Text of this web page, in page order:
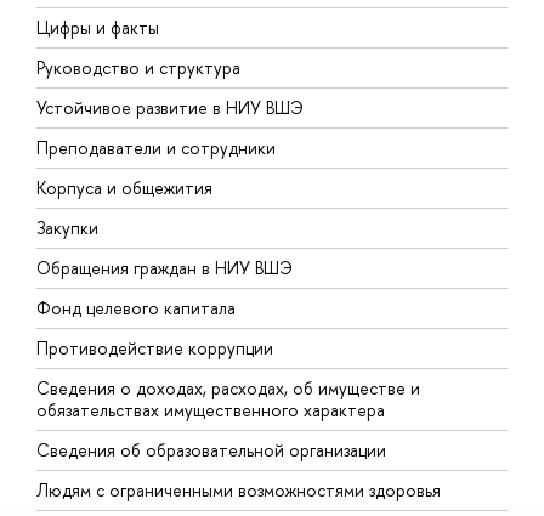
Цифры и факты
Руководство и структура
Устойчивое развитие в НИУ ВШЭ
Преподаватели и сотрудники
Корпуса и общежития
Закупки
Обращения граждан в НИУ ВШЭ
Фонд целевого капитала
Противодействие коррупции
Сведения о доходах, расходах, об имуществе и
обязательствах имущественного характера
Сведения об образовательной организации
Людям с ограниченными возможностями здоровья